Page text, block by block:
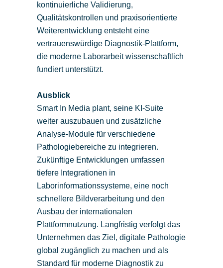
kontinuierliche Validierung,
Qualitätskontrollen und praxisorientierte
Weiterentwicklung entsteht eine
vertrauenswürdige Diagnostik-Plattform,
die moderne Laborarbeit wissenschaftlich
fundiert unterstützt.
Ausblick
Smart In Media plant, seine KI-Suite
weiter auszubauen und zusätzliche
Analyse-Module für verschiedene
Pathologiebereiche zu integrieren.
Zukünftige Entwicklungen umfassen
tiefere Integrationen in
Laborinformationssysteme, eine noch
schnellere Bildverarbeitung und den
Ausbau der internationalen
Plattformnutzung. Langfristig verfolgt das
Unternehmen das Ziel, digitale Pathologie
global zugänglich zu machen und als
Standard für moderne Diagnostik zu